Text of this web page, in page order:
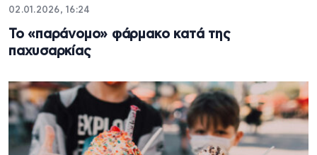
02.01.2026, 16:24
Το «παράνομο» φάρμακο κατά της
παχυσαρκίας